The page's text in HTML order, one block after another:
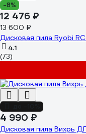
-8%
12 476 ₽
13 600 ₽
Дисковая пила Ryobi
4.1
(73)
4 990 ₽
Дисковая пила Вихрь